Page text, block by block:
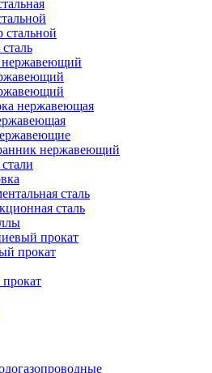
нержавеющий
нержавеющая
нержавеющий
сталь
сталь
прокат
прокат